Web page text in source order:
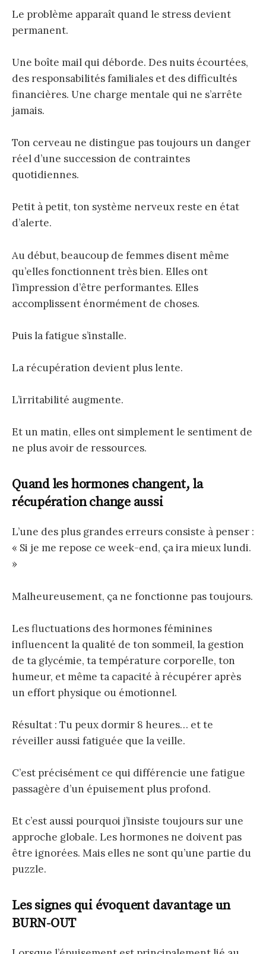
Le problème apparaît quand le stress devient
permanent.
Une boîte mail qui déborde. Des nuits écourtées,
des responsabilités familiales et des difficultés
financières. Une charge mentale qui ne s’arrête
jamais.
Ton cerveau ne distingue pas toujours un danger
réel d’une succession de contraintes
quotidiennes.
Petit à petit, ton système nerveux reste en état
d’alerte.
Au début, beaucoup de femmes disent même
qu’elles fonctionnent très bien. Elles ont
l’impression d’être performantes. Elles
accomplissent énormément de choses.
Puis la fatigue s’installe.
La récupération devient plus lente.
L’irritabilité augmente.
Et un matin, elles ont simplement le sentiment de
ne plus avoir de ressources.
Quand les hormones changent, la
récupération change aussi
L’une des plus grandes erreurs consiste à penser :
« Si je me repose ce week-end, ça ira mieux lundi.
»
Malheureusement, ça ne fonctionne pas toujours.
Les fluctuations des hormones féminines
influencent la qualité de ton sommeil, la gestion
de ta glycémie, ta température corporelle, ton
humeur, et même ta capacité à récupérer après
un effort physique ou émotionnel.
Résultat : Tu peux dormir 8 heures… et te
réveiller aussi fatiguée que la veille.
C’est précisément ce qui différencie une fatigue
passagère d’un épuisement plus profond.
Et c’est aussi pourquoi j’insiste toujours sur une
approche globale. Les hormones ne doivent pas
être ignorées. Mais elles ne sont qu’une partie du
puzzle.
Les signes qui évoquent davantage un
BURN-OUT